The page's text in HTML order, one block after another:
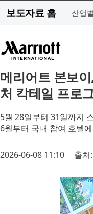
보도자료 홈 산업별
메리어트 본보
처 칵테일 프로
5월 28일부터 31일까지
6월부터 국내 참여 호텔
2026-06-08 11:10 출처: